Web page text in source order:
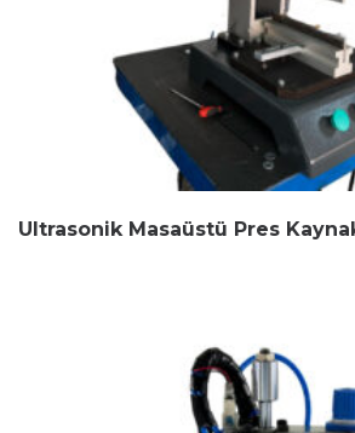
Ultrasonik Masaüstü Pres